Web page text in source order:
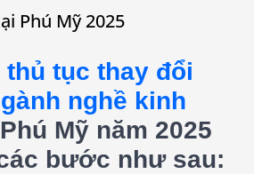
Phú Mỹ 2025
tục thay đổi
nghề kinh
Mỹ năm 2025
bước như sau: